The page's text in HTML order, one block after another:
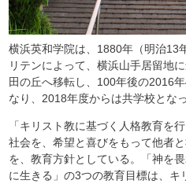
横浜英和学院は、1880年（明治13
リテンによって、横浜山手居留地
田の丘へ移転し、100年後の2016
なり、2018年度からは共学校となっ
「キリスト教に基づく人格教育を
社会を、希望と喜びをもって他者
を、教育方針としている。「神を
に生きる」の3つの教育目標は、キ